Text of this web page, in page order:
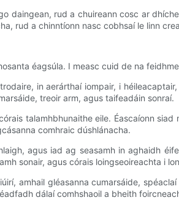
daingean, rud a chuireann cosc ​​ar
rud a chinntíonn nasc cobhsaí le linn
éagsúla. I measc cuid de na
in aerárthaí iompair, i
treoir arm, agus taifeadáin sonraí.
talamhbhunaithe eile. Éascaíonn
comhraic dúshlánacha.
agus iad ag seasamh in aghaidh
sonair, agus córais loingseoireachta i
amhail gléasanna cumarsáide,
dálaí comhshaoil ​​a bheith